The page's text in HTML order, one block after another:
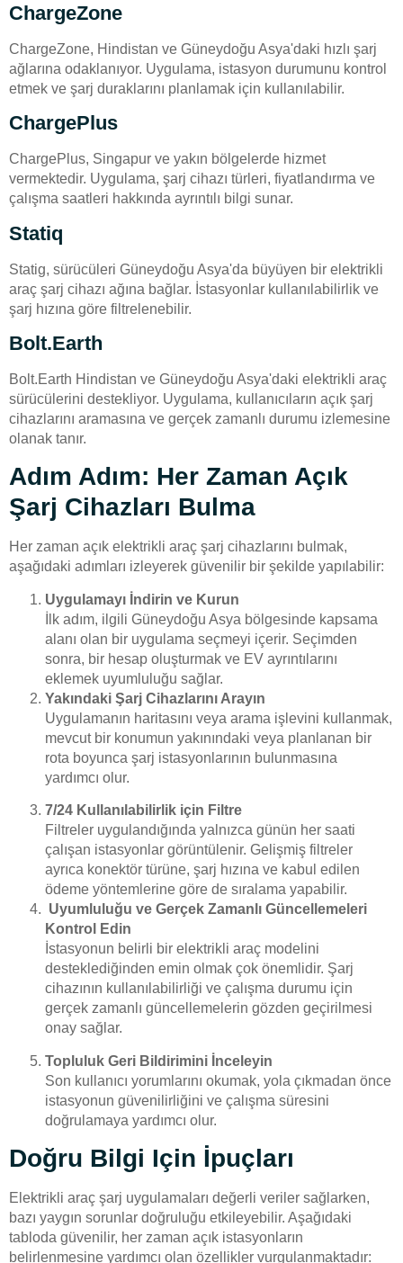
ChargeZone
ChargeZone, Hindistan ve Güneydoğu Asya'daki hızlı şarj
ağlarına odaklanıyor. Uygulama, istasyon durumunu kontrol
etmek ve şarj duraklarını planlamak için kullanılabilir.
ChargePlus
ChargePlus, Singapur ve yakın bölgelerde hizmet
vermektedir. Uygulama, şarj cihazı türleri, fiyatlandırma ve
çalışma saatleri hakkında ayrıntılı bilgi sunar.
Statiq
Statig, sürücüleri Güneydoğu Asya'da büyüyen bir elektrikli
araç şarj cihazı ağına bağlar. İstasyonlar kullanılabilirlik ve
şarj hızına göre filtrelenebilir.
Bolt.Earth
Bolt.Earth Hindistan ve Güneydoğu Asya'daki elektrikli araç
sürücülerini destekliyor. Uygulama, kullanıcıların açık şarj
cihazlarını aramasına ve gerçek zamanlı durumu izlemesine
olanak tanır.
Adım Adım: Her Zaman Açık
Şarj Cihazları Bulma
Her zaman açık elektrikli araç şarj cihazlarını bulmak,
aşağıdaki adımları izleyerek güvenilir bir şekilde yapılabilir:
Uygulamayı İndirin ve Kurun
İlk adım, ilgili Güneydoğu Asya bölgesinde kapsama
alanı olan bir uygulama seçmeyi içerir. Seçimden
sonra, bir hesap oluşturmak ve EV ayrıntılarını
eklemek uyumluluğu sağlar.
Yakındaki Şarj Cihazlarını Arayın
Uygulamanın haritasını veya arama işlevini kullanmak,
mevcut bir konumun yakınındaki veya planlanan bir
rota boyunca şarj istasyonlarının bulunmasına
yardımcı olur.
7/24 Kullanılabilirlik için Filtre
Filtreler uygulandığında yalnızca günün her saati
çalışan istasyonlar görüntülenir. Gelişmiş filtreler
ayrıca konektör türüne, şarj hızına ve kabul edilen
ödeme yöntemlerine göre de sıralama yapabilir.
Uyumluluğu ve Gerçek Zamanlı Güncellemeleri
Kontrol Edin
İstasyonun belirli bir elektrikli araç modelini
desteklediğinden emin olmak çok önemlidir. Şarj
cihazının kullanılabilirliği ve çalışma durumu için
gerçek zamanlı güncellemelerin gözden geçirilmesi
onay sağlar.
Topluluk Geri Bildirimini İnceleyin
Son kullanıcı yorumlarını okumak, yola çıkmadan önce
istasyonun güvenilirliğini ve çalışma süresini
doğrulamaya yardımcı olur.
Doğru Bilgi Için İpuçları
Elektrikli araç şarj uygulamaları değerli veriler sağlarken,
bazı yaygın sorunlar doğruluğu etkileyebilir. Aşağıdaki
tabloda güvenilir, her zaman açık istasyonların
belirlenmesine yardımcı olan özellikler vurgulanmaktadır: